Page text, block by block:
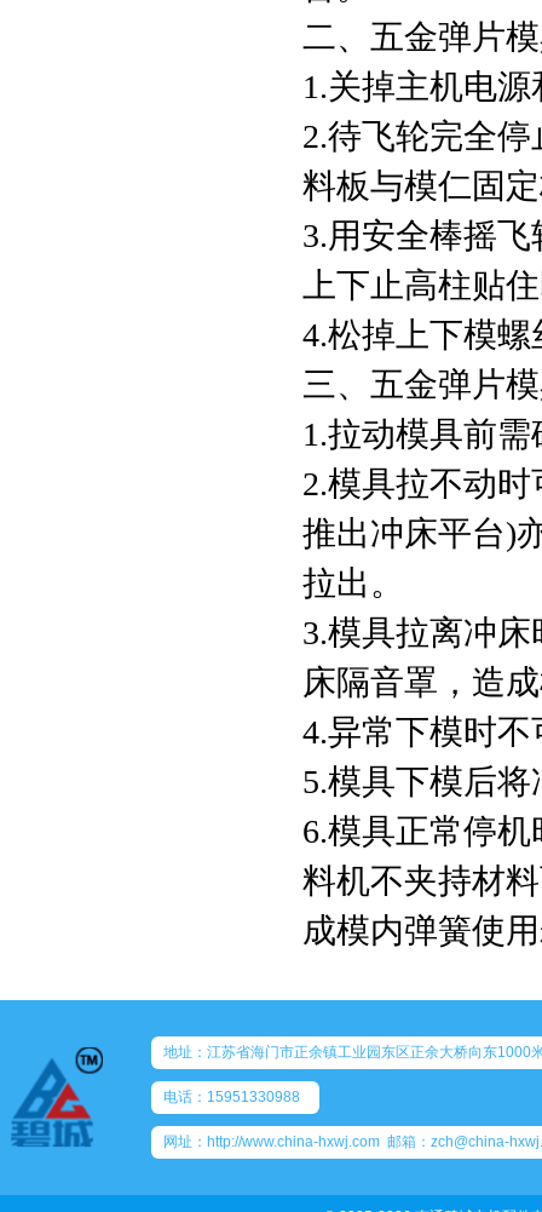
二、五金弹片
1.关掉主机电
2.待飞轮完全
料板与模仁固
3.用安全棒摇
上下止高柱贴
4.松掉上下模螺
三、五金弹片
1.拉动模具前
2.模具拉不动
推出冲床平台)
拉出。
3.模具拉离冲
床隔音罩，造
4.异常下模时
5.模具下模后
6.模具正常停
料机不夹持材
成模内弹簧使
地址：江苏省海门市正余镇工业园东区正余大桥向东1000
电话：15951330988
网址：http://www.china-hxwj.com 邮箱：zch@china-